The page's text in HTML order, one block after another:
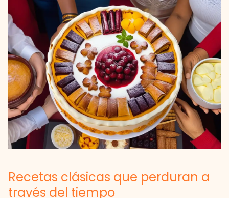
Recetas clásicas que perduran a
través del tiempo